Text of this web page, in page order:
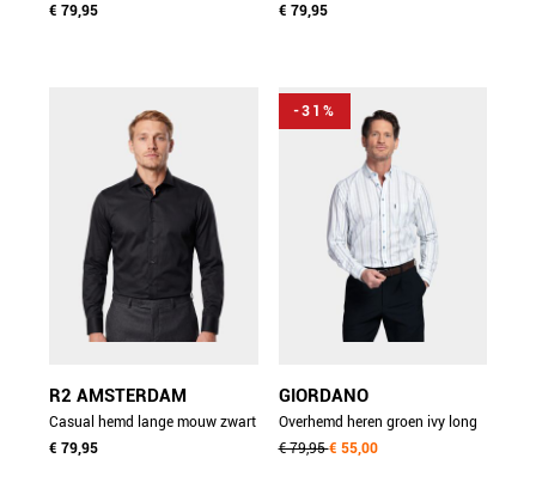
blauw widespread
€ 79,95
blauw widespread
€ 79,95
R2 AMSTERDAM
Casual hemd lange mouw zwart
nos.twill.004/020
€ 79,95
-31%
GIORDANO
Overhemd heren groen ivy long
sleeve button down f
€ 79,95€ 55,00